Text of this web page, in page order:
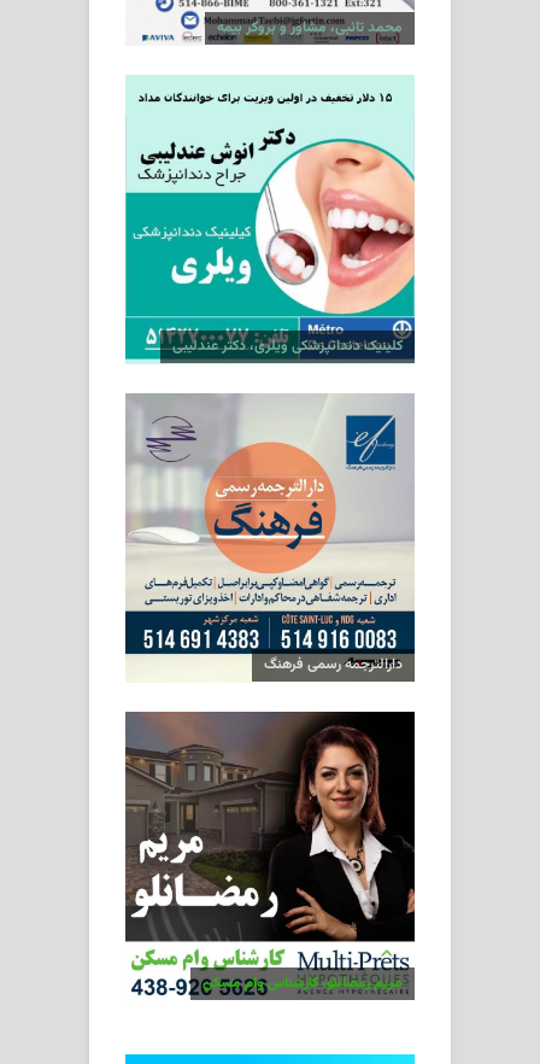
محمد تائبی، مشاور و بروکر بیمه
کلینیک دندانپزشکی ویلری، دکتر عندلیبی
دارالترجمه رسمی فرهنگ
مریم رمضانلو، کارشناس وام مسکن